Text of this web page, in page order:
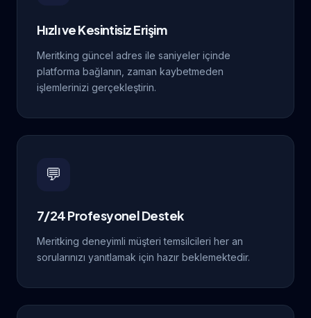
Hızlı ve Kesintisiz Erişim
Meritking güncel adres ile saniyeler içinde
platforma bağlanın, zaman kaybetmeden
işlemlerinizi gerçekleştirin.
💬
7/24 Profesyonel Destek
Meritking deneyimli müşteri temsilcileri her an
sorularınızı yanıtlamak için hazır beklemektedir.